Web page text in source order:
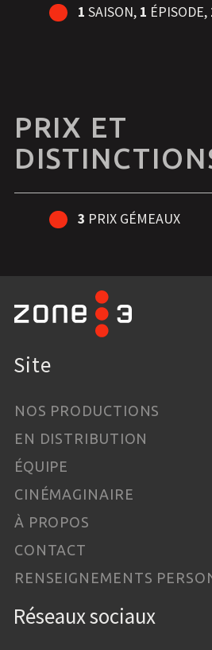
1 SAISON, 1 ÉPISODE,
PRIX ET
3 PRIX GÉMEAUX
Site
NOS PRODUCTIONS
EN DISTRIBUTION
ÉQUIPE
CINÉMAGINAIRE
À PROPOS
CONTACT
RENSEIGNEMENTS
Réseaux sociaux